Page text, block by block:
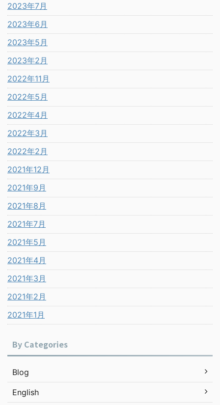
2023年7月
2023年6月
2023年5月
2023年2月
2022年11月
2022年5月
2022年4月
2022年3月
2022年2月
2021年12月
2021年9月
2021年8月
2021年7月
2021年5月
2021年4月
2021年3月
2021年2月
2021年1月
By Categories
Blog
English